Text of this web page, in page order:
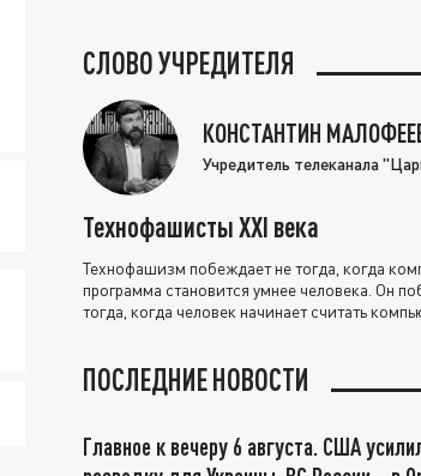
СЛОВО УЧРЕДИТЕЛЯ
КОНСТАНТИН
Учредитель телеканала
Технофашисты XXI века
Технофашизм побеждает не тогда, когда
программа становится умнее человека. Он
тогда, когда человек начинает считать
ПОСЛЕДНИЕ НОВОСТИ
Главное к вечеру 6 августа. США